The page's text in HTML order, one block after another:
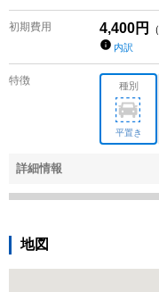
初期費用 4,400円
内訳
特徴 種別
平置き
詳細情報
地図